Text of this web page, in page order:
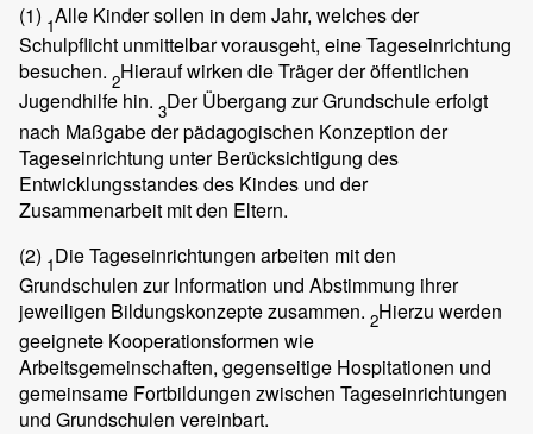
(1) 1Alle Kinder sollen in dem Jahr, welches der
Schulpflicht unmittelbar vorausgeht, eine Tageseinrichtung
besuchen. 2Hierauf wirken die Träger der öffentlichen
Jugendhilfe hin. 3Der Übergang zur Grundschule erfolgt
nach Maßgabe der pädagogischen Konzeption der
Tageseinrichtung unter Berücksichtigung des
Entwicklungsstandes des Kindes und der
Zusammenarbeit mit den Eltern.
(2) 1Die Tageseinrichtungen arbeiten mit den
Grundschulen zur Information und Abstimmung ihrer
jeweiligen Bildungskonzepte zusammen. 2Hierzu werden
geeignete Kooperationsformen wie
Arbeitsgemeinschaften, gegenseitige Hospitationen und
gemeinsame Fortbildungen zwischen Tageseinrichtungen
und Grundschulen vereinbart.